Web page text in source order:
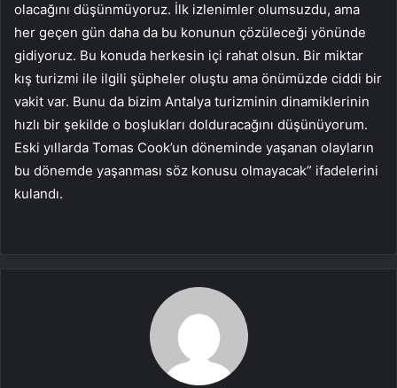
olacağını düşünmüyoruz. İlk izlenimler olumsuzdu, ama
her geçen gün daha da bu konunun çözüleceği yönünde
gidiyoruz. Bu konuda herkesin içi rahat olsun. Bir miktar
kış turizmi ile ilgili şüpheler oluştu ama önümüzde ciddi bir
vakit var. Bunu da bizim Antalya turizminin dinamiklerinin
hızlı bir şekilde o boşlukları dolduracağını düşünüyorum.
Eski yıllarda Tomas Cook’un döneminde yaşanan olayların
bu dönemde yaşanması söz konusu olmayacak” ifadelerini
kulandı.